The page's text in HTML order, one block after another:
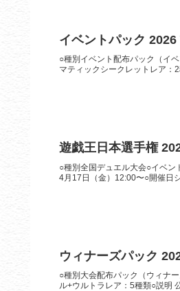
イベントパック
○種別イベント配布パック（イ
マティックシークレットレア：
遊戯王日本選手権
○種別全国デュエル大会○イベ
4月17日（金）12:00〜○開催日
ウィナーズパック
○種別大会配布パック（ウィナ
ル+ウルトラレア：5種類○説明